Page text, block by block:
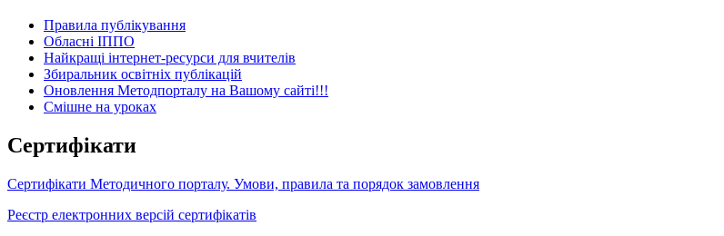
Правила публікування
Обласні ІППО
Найкращі інтернет-ресурси для вчителів
Збиральник освітніх публікацій
Оновлення Методпорталу на Вашому сайті!!!
Cмішне на уроках
Сертифікати
Сертифікати Методичного порталу. Умови, правила та порядок замовлення
Реєстр електронних версій сертифікатів